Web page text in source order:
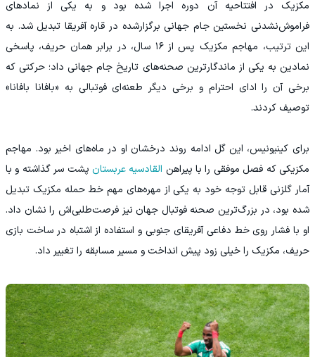
مکزیک در افتتاحیه آن دوره اجرا شده بود و به یکی از نمادهای
فراموش‌نشدنی نخستین جام جهانی برگزارشده در قاره آفریقا تبدیل شد. به
این ترتیب، مهاجم مکزیک پس از ۱۶ سال، در برابر همان حریف، پاسخی
نمادین به یکی از ماندگارترین صحنه‌های تاریخ جام جهانی داد؛ حرکتی که
برخی آن را ادای احترام و برخی دیگر طعنه‌ای فوتبالی به «بافانا بافانا»
توصیف کردند.
برای کینیونیس، این گل ادامه روند درخشان او در ماه‌های اخیر بود. مهاجم
مکزیکی که فصل موفقی را با پیراهن القادسیه عربستان پشت سر گذاشته و با
آمار گلزنی قابل توجه خود به یکی از مهره‌های مهم خط حمله مکزیک تبدیل
شده بود، در بزرگ‌ترین صحنه فوتبال جهان نیز فرصت‌طلبی‌اش را نشان داد.
او با فشار روی خط دفاعی آفریقای جنوبی و استفاده از اشتباه در ساخت بازی
حریف، مکزیک را خیلی زود پیش انداخت و مسیر مسابقه را تغییر داد.